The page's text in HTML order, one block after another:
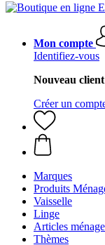
Mon compte
Identifiez-vous
Nouveau
Créer un
Marques
Produits
Vaisselle
Linge
Articles
Thèmes